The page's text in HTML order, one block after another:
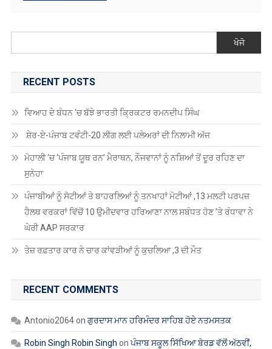
ਖੋਜੋ
RECENT POSTS
ਵਿਆਹ ਦੇ ਬੰਧਨ ‘ਚ ਬੱਝੇ ਭਾਰਤੀ ਕ੍ਰਿਕਟਰ ਰਮਨਦੀਪ ਸਿੰਘ
ਸ਼ੇਰ-ਏ-ਪੰਜਾਬ ਟਵੰਟੀ-20 ਲੀਗ ਲਈ ਪਲੇਅਰਾਂ ਦੀ ਨਿਲਾਮੀ ਅੱਜ
ਮੋਹਾਲੀ ‘ਚ ‘ਪੰਜਾਬ ਯੂਥ ਰਨ’ ਮੈਰਾਥਨ, ਨੌਜਵਾਨਾਂ ਨੂੰ ਨਸ਼ਿਆਂ ਤੋਂ ਦੂਰ ਰਹਿਣ ਦਾ
ਸੁਨੇਹਾ
ਪੰਜਾਬੀਆਂ ਨੂੰ ਸੋਟੀਆਂ ਤੇ ਬਾਹਰਲਿਆਂ ਨੂੰ ਤਨਖਾਹਾਂ ਮੋਟੀਆਂ ,13 ਮਲਟੀ ਪਰਪਜ਼
ਹੈਲਥ ਵਰਕਰਾਂ ਵਿੱਚੋਂ 10 ਉਮੀਦਵਾਰ ਹਰਿਆਣਾ ਨਾਲ ਸਬੰਧਤ ਹੋਣ ’ਤੇ ਰੰਧਾਵਾ ਨੇ
ਘੇਰੀ AAP ਸਰਕਾਰ
ਤੇਜ਼ ਰਫ਼ਤਾਰ ਕਾਰ ਨੇ ਚਾਰ ਕਾਂਵੜੀਆਂ ਨੂੰ ਕੁਚਲਿਆ ,3 ਦੀ ਮੌਤ
RECENT COMMENTS
Antonio2064on ਗੁਰਦਾਸ ਮਾਨ ਹਰਿਮੰਦਰ ਸਾਹਿਬ ਹੋਏ ਨਤਮਸਤਕ
Robin Singh Robin Singh onਪੰਜਾਬ ਸਕੂਲ ਸਿੱਖਿਆ ਬੋਰਡ ਵੱਲੋਂ ਅੱਠਵੀਂ,